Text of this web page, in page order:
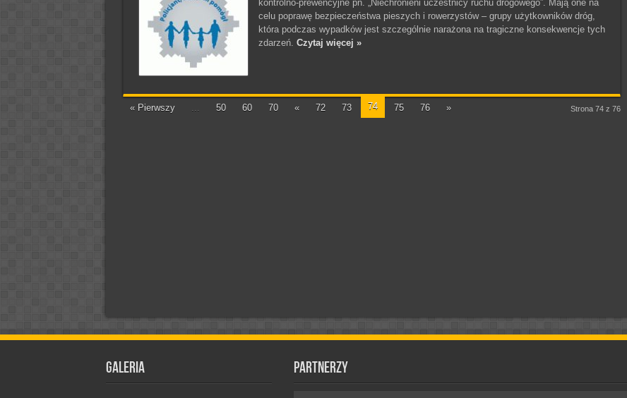
kontrolno-prewencyjne pn. „Niechronieni uczestnicy ruchu drogowego”. Mają one na
celu poprawę bezpieczeństwa pieszych i rowerzystów – grupy użytkowników dróg,
która podczas wypadków jest szczególnie narażona na tragiczne konsekwencje tych
zdarzeń. Czytaj więcej »
Strona 74 z 76
« Pierwszy ... 50 60 70 « 72 73 74 75 76 »
Galeria Partnerzy